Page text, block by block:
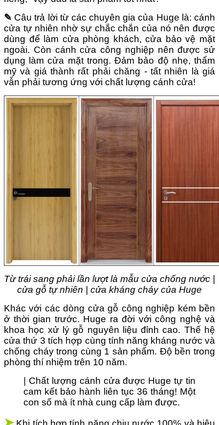
✎ Câu trả lời từ các chuyên gia của Huge là: cánh
cửa tự nhiên nhờ sự chắc chắn của nó nên được
dùng để làm cửa phòng khách, cửa bảo vệ mặt
ngoài. Còn cánh cửa công nghiệp nên được sử
dụng làm cửa mặt trong. Đảm bảo độ nhẹ, thẩm
mỹ và giá thành rất phải chăng - tất nhiên là giá
vẫn phải tương ứng với chất lượng cánh cửa!
Từ trái sang phải lần lượt là mẫu cửa chống nước |
cửa gỗ tự nhiên | cửa kháng cháy của Huge
Khác với các dòng cửa gỗ công nghiệp kém bền
ở thời gian trước. Huge ra đời với công nghệ và
khoa học xử lý gỗ nguyên liệu đỉnh cao. Thế hệ
cửa thứ 3 tích hợp cùng tính năng kháng nước và
chống cháy trong cùng 1 sản phẩm. Độ bền trong
phòng thí nhiệm trên 10 năm.
Chất lượng cánh cửa được Huge tự tin
cam kết bảo hành liên tục 36 tháng! Một
con số mà ít nhà cung cấp làm được.
➤